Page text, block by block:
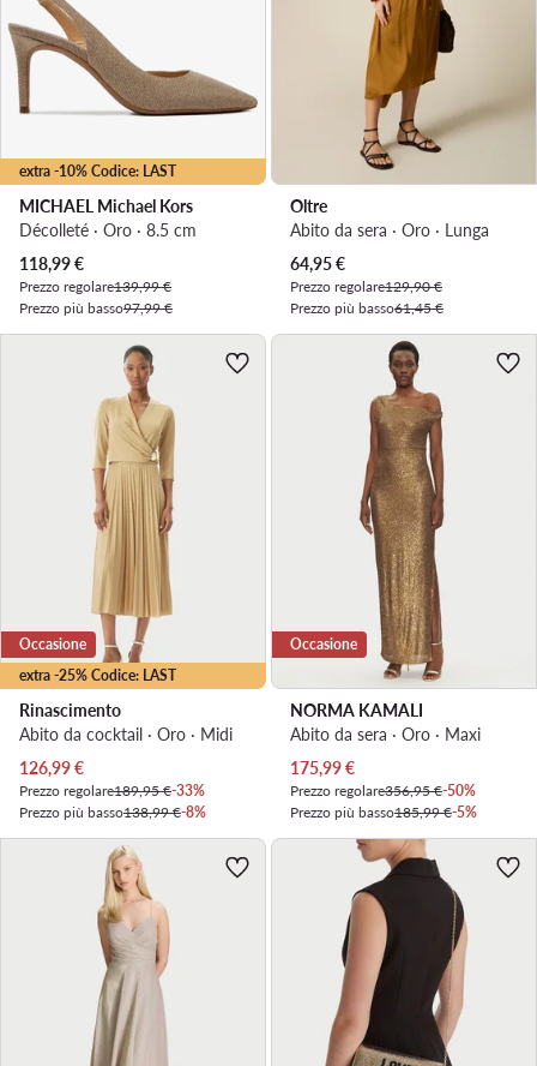
extra -10% Codice: LAST
MICHAEL Michael Kors
Décolleté · Oro · 8.5 cm
Prezzo attuale
118,99€
Prezzo regolare139,99 €
Prezzo più basso97,99 €
Oltre
Abito da sera · Oro · Lunga
Prezzo attuale
64,95€
Prezzo regolare129,90 €
Prezzo più basso61,45 €
extra -25% Codice: LAST
Occasione
Rinascimento
Abito da cocktail · Oro · Midi
Prezzo attuale
126,99€
Prezzo regolare189,95 €-33%
Prezzo più basso138,99 €-8%
Occasione
NORMA KAMALI
Abito da sera · Oro · Maxi
Prezzo attuale
175,99€
Prezzo regolare356,95 €-50%
Prezzo più basso185,99 €-5%